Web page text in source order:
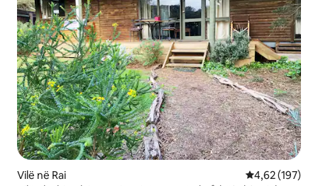
Vilë në Rai Vlerësimi
4,62 (197)